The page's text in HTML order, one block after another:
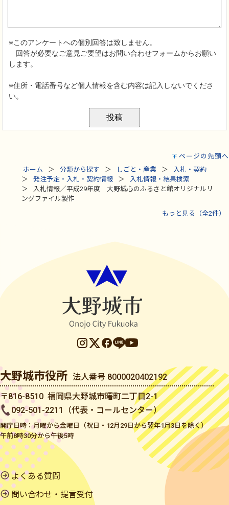
ページの先頭へ
ホーム
分類から探す しごと・産業
入札・契約
発注予定・入札・契約情報
入札情報・結果検索
入札情報／平成29年度 大野城心のふるさと館オリジナルリ
ングファイル製作
もっと見る（全2件）
大野城市役所 法人番号 8000020402192
〒816-8510 福岡県大野城市曙町二丁目2-1
092-501-2211（代表・コールセンター）
開庁日時：月曜から金曜日（祝日・12月29日から翌年1月3日を除く）
午前8時30分から午後5時
よくある質問
問い合わせ・提言受付